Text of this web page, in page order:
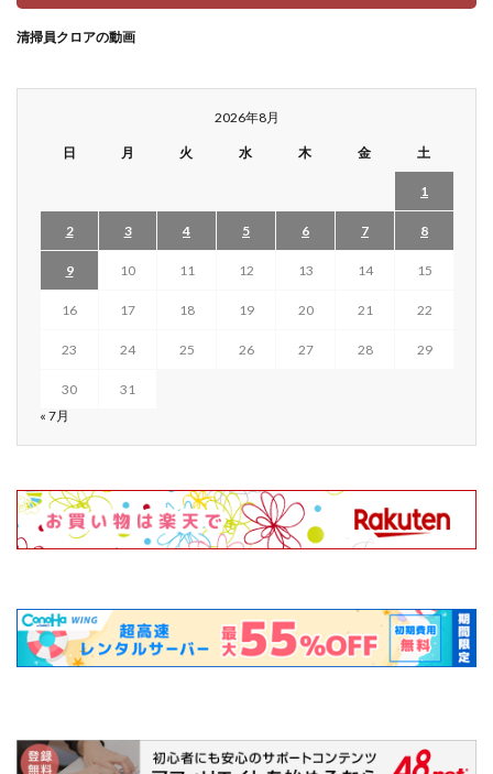
清掃員クロアの動画
2026年8月
日 月 火 水 木 金 土
1
2 3 4 5 6 7 8
9 10 11 12 13 14 15
16 17 18 19 20 21 22
23 24 25 26 27 28 29
30
31
« 7月